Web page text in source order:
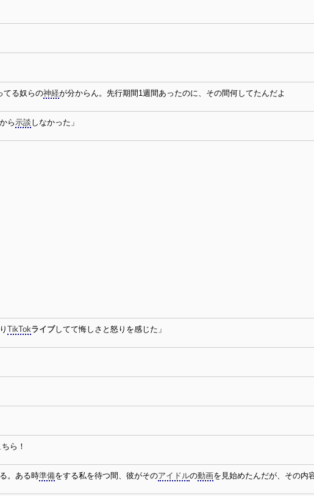
てる奴らの神経が分からん。先行期間1週間あったのに、その間何してたんだよ
ら示談 しなかった」
TikTokライブしてて悔しさと怒りを感じた」
ら！
。ある時準備をする私を待つ間、彼がそのアイドルの動画を見始めたんだが、その内